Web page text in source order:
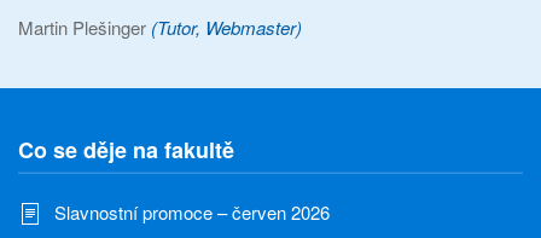
Martin Plešinger (Tutor, Webmaster)
Co se děje na fakultě
Slavnostní promoce – červen 2026